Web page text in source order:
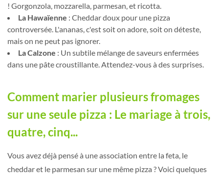
! Gorgonzola, mozzarella, parmesan, et ricotta.
La Hawaïenne : Cheddar doux pour une pizza
controversée. L'ananas, c'est soit on adore, soit on déteste,
mais on ne peut pas ignorer.
La Calzone : Un subtile mélange de saveurs enfermées
dans une pâte croustillante. Attendez-vous à des surprises.
Comment marier plusieurs fromages
sur une seule pizza : Le mariage à trois,
quatre, cinq...
Vous avez déjà pensé à une association entre la feta, le
cheddar et le parmesan sur une même pizza ? Voici quelques